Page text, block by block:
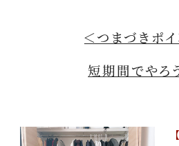
＜つまづきポイ
短期間でやろ